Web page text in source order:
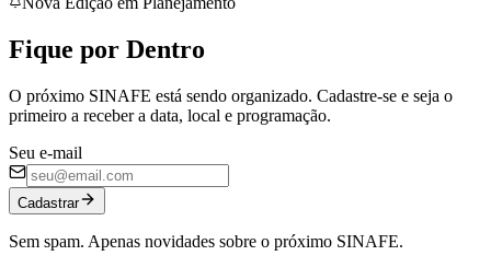
Fique por Dentro
O próximo SINAFE está sendo organizado. Cadastre-se e seja o
primeiro a receber a data, local e programação.
Seu e-mail
Cadastrar
Sem spam. Apenas novidades sobre o próximo SINAFE.